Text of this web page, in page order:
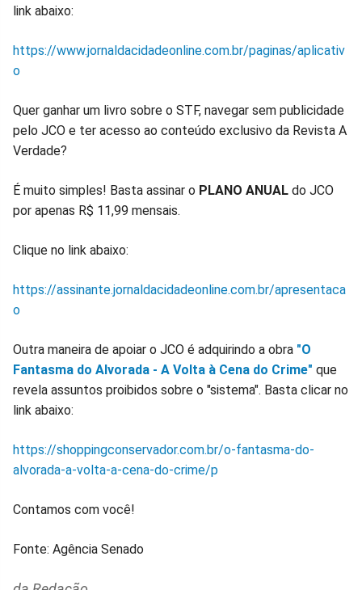
link abaixo:
https://www.jornaldacidadeonline.com.br/paginas/aplicativ
o
Quer ganhar um livro sobre o STF, navegar sem publicidade
pelo JCO e ter acesso ao conteúdo exclusivo da Revista A
Verdade?
É muito simples! Basta assinar o PLANO ANUAL do JCO
por apenas R$ 11,99 mensais.
Clique no link abaixo:
https://assinante.jornaldacidadeonline.com.br/apresentaca
o
Outra maneira de apoiar o JCO é adquirindo a obra "O
Fantasma do Alvorada - A Volta à Cena do Crime" que
revela assuntos proibidos sobre o "sistema". Basta clicar no
link abaixo:
https://shoppingconservador.com.br/o-fantasma-do-
alvorada-a-volta-a-cena-do-crime/p
Contamos com você!
Fonte: Agência Senado